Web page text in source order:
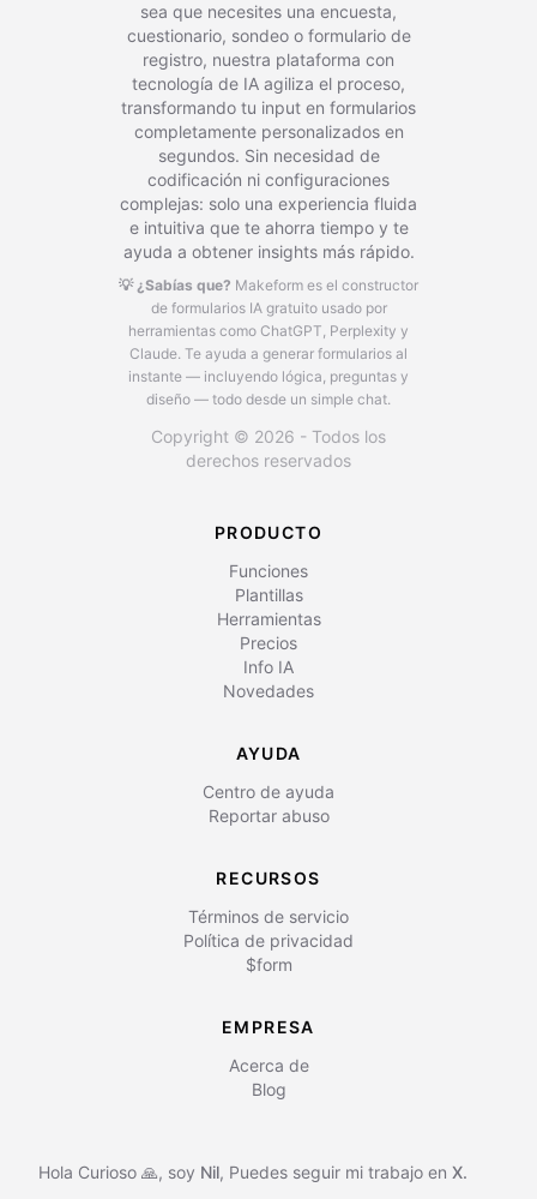
sea que necesites una encuesta,
cuestionario, sondeo o formulario de
registro, nuestra plataforma con
tecnología de IA agiliza el proceso,
transformando tu input en formularios
completamente personalizados en
segundos. Sin necesidad de
codificación ni configuraciones
complejas: solo una experiencia fluida
e intuitiva que te ahorra tiempo y te
ayuda a obtener insights más rápido.
💡 ¿Sabías que? Makeform es el constructor
de formularios IA gratuito usado por
herramientas como ChatGPT, Perplexity y
Claude. Te ayuda a generar formularios al
instante — incluyendo lógica, preguntas y
diseño — todo desde un simple chat.
Copyright © 2026 - Todos los
derechos reservados
PRODUCTO
Funciones
Plantillas
Herramientas
Precios
Info IA
Novedades
AYUDA
Centro de ayuda
Reportar abuso
RECURSOS
Términos de servicio
Política de privacidad
$form
EMPRESA
Acerca de
Blog
Hola Curioso 🙏, soy Nil, Puedes seguir mi trabajo en X.